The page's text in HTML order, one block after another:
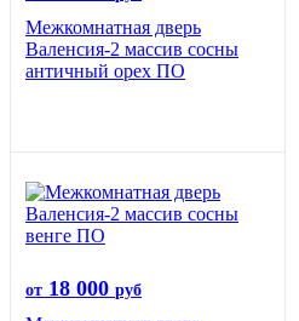
Межкомнатная дверь
Валенсия-2 массив сосны
античный орех ПО
от 18 000 руб